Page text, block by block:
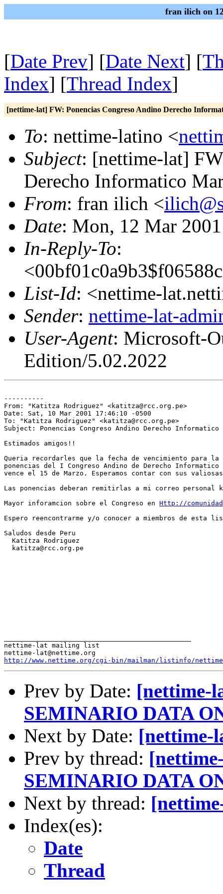
fran ilich on
[Date Prev] [Date Next] [
Index] [Thread Index]
[nettime-lat] FW: Ponencias Congreso Andino Derecho
To: nettime-latino <
Subject: [nettime-lat]
Derecho Informatico
From: fran ilich <
Date: Mon, 12 Mar
In-Reply-To:
List-Id: <nettime-
Sender: nettime-lat-
User-Agent: Microsoft-
Edition/5.02.2022
----------
From: "Katitza Rodriguez" <katitza@rcc.org.pe>
Date: Sat, 10 Mar 2001 17:46:10 -0500
To: "Katitza Rodriguez" <katitza@rcc.org.pe>
Subject: Ponencias Congreso Andino Derecho Informatico
Estimados amigos!!
Queria recordarles que la fecha de vencimiento para la
ponencias del I Congreso Andino de Derecho Informatico
vence el 15 de Marzo. Esperamos contar con sus
Las ponencias deberan remitirlas a mi correo personal
Mayor inforamcion sobre el Congreso en Http://
Espero reencontrarme y/o conocer a miembros de esta
Saludos desde Peru
  Katitza Rodriguez
  katitza@rcc.org.pe
nettime-lat mailing list
http://www.nettime.org/cgi-bin/mailman/listinfo/
Prev by Date: [nettime-
SEMINARIO DATA
Next by Date: [nettime-
Prev by thread:
SEMINARIO DATA
Next by thread:
Index(es):
Date
Thread